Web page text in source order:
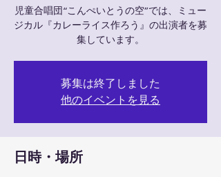
児童合唱団“こんぺいとうの空”では、ミュー
ジカル『カレーライス作ろう』の出演者を募
集しています。
募集は終了しました
他のイベントを見る
日時・場所